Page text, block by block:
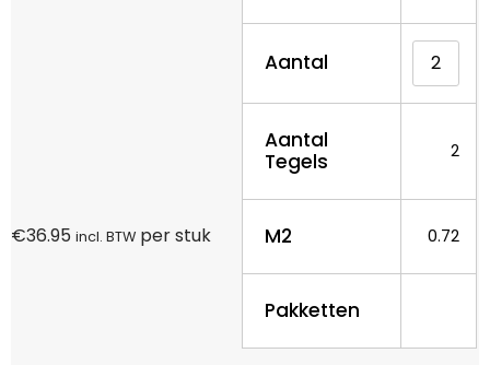
€36.95 incl. BTW per stuk
Aantal
Aantal
Tegels
2
M2 0.72
Pakketten